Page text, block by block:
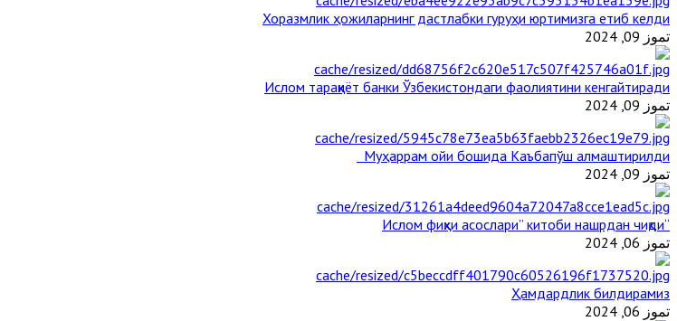
Хоразмлик ҳожиларнинг дастлабки гуруҳи юртимизга етиб келди
تموز 09, 2024
Ислом тараққиёт банки Ўзбекистондаги фаолиятини кенгайтиради
تموز 09, 2024
Муҳаррам ойи бошида Каъбапўш алмаштирилди
تموز 09, 2024
“Ислом фиқҳи асослари” китоби нашрдан чиқди
تموز 06, 2024
Ҳамдардлик билдирамиз
تموز 06, 2024